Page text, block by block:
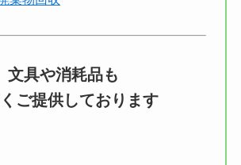
文具や消耗品も
ご提供しております